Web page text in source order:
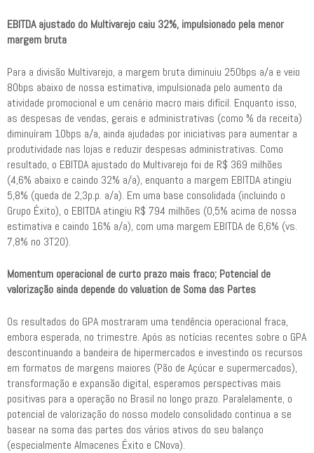
EBITDA ajustado do Multivarejo caiu 32%, impulsionado pela menor
margem bruta
Para a divisão Multivarejo, a margem bruta diminuiu 250bps a/a e veio
80bps abaixo de nossa estimativa, impulsionada pelo aumento da
atividade promocional e um cenário macro mais difícil. Enquanto isso,
as despesas de vendas, gerais e administrativas (como % da receita)
diminuíram 10bps a/a, ainda ajudadas por iniciativas para aumentar a
produtividade nas lojas e reduzir despesas administrativas. Como
resultado, o EBITDA ajustado do Multivarejo foi de R$ 369 milhões
(4,6% abaixo e caindo 32% a/a), enquanto a margem EBITDA atingiu
5,8% (queda de 2,3p.p. a/a). Em uma base consolidada (incluindo o
Grupo Éxito), o EBITDA atingiu R$ 794 milhões (0,5% acima de nossa
estimativa e caindo 16% a/a), com uma margem EBITDA de 6,6% (vs.
7,8% no 3T20).
Momentum operacional de curto prazo mais fraco; Potencial de
valorização ainda depende do valuation de Soma das Partes
Os resultados do GPA mostraram uma tendência operacional fraca,
embora esperada, no trimestre. Após as notícias recentes sobre o GPA
descontinuando a bandeira de hipermercados e investindo os recursos
em formatos de margens maiores (Pão de Açúcar e supermercados),
transformação e expansão digital, esperamos perspectivas mais
positivas para a operação no Brasil no longo prazo. Paralelamente, o
potencial de valorização do nosso modelo consolidado continua a se
basear na soma das partes dos vários ativos do seu balanço
(especialmente Almacenes Éxito e CNova).